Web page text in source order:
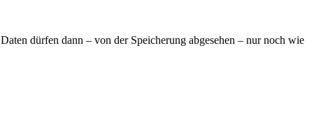
dürfen dann – von der Speicherung abgesehen – nur noch wie